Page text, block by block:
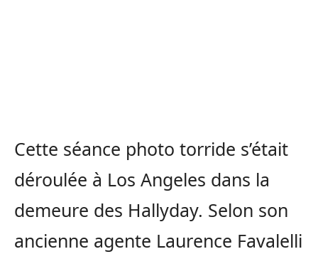
Cette séance photo torride s’était
déroulée à Los Angeles dans la
demeure des Hallyday. Selon son
ancienne agente Laurence Favalelli